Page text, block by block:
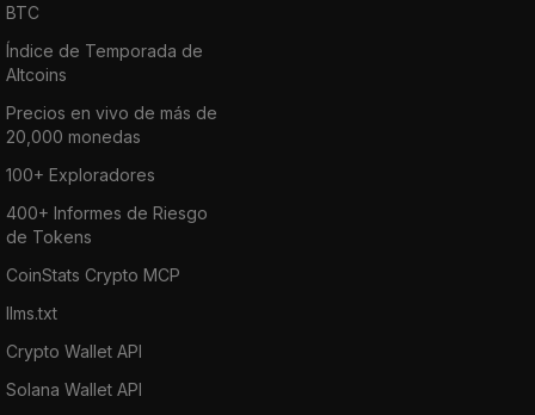
BTC
Índice de Temporada de
Altcoins
Precios en vivo de más de
20,000 monedas
100+ Exploradores
400+ Informes de Riesgo
de Tokens
CoinStats Crypto MCP
llms.txt
Crypto Wallet API
Solana Wallet API